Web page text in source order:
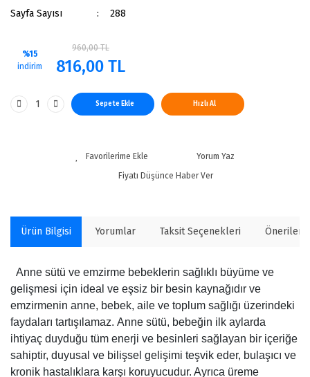
Sayfa Sayısı
288
%15
indirim
960,00 TL
816,00 TL
Sepete Ekle Hızlı Al
Yorum Yaz
Fiyatı Düşünce Haber Ver
Ürün Bilgisi Yorumlar Taksit Seçenekleri
Anne sütü ve emzirme bebeklerin sağlıklı büyüme ve
gelişmesi için ideal ve eşsiz bir besin kaynağıdır ve
emzirmenin anne, bebek, aile ve toplum sağlığı üzerindeki
faydaları tartışılamaz. Anne sütü, bebeğin ilk aylarda
ihtiyaç duyduğu tüm enerji ve besinleri sağlayan bir içeriğe
sahiptir, duyusal ve bilişsel gelişimi teşvik eder, bulaşıcı ve
kronik hastalıklara karşı koruyucudur. Ayrıca üreme